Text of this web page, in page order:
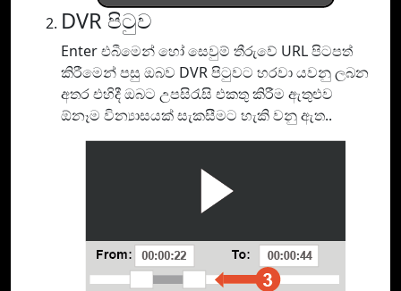
DVR පිටුව
Enter එබීමෙන් හෝ සෙවුම් තීරුවේ URL පිටපත්
කිරීමෙන් පසු ඔබව DVR පිටුවට හරවා යවනු ලබන
අතර එහිදී ඔබට උපසිරැසි එකතු කිරීම ඇතුළුව
ඕනෑම වින්‍යාසයක් සැකසීමට හැකි වනු ඇත..